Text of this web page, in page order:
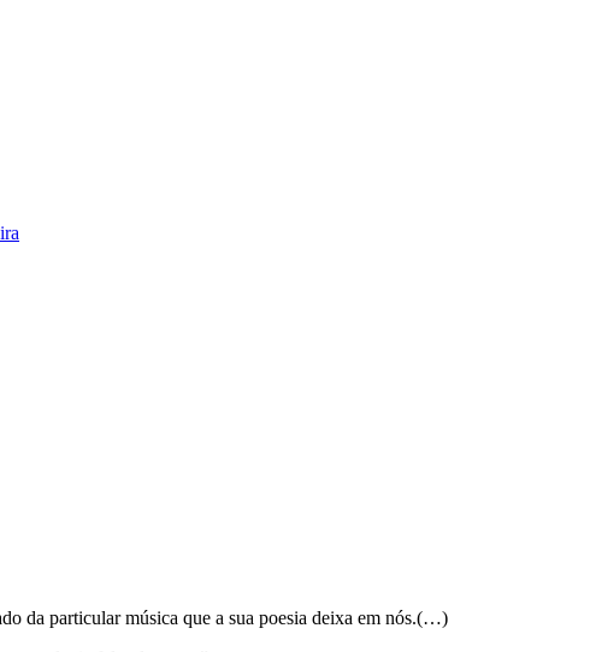
da particular música que a sua poesia deixa em nós.(…)